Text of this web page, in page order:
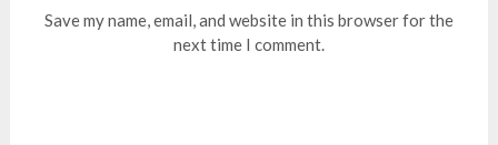
Save my name, email, and website in this browser for the
next time I comment.